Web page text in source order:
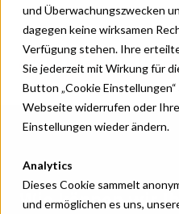
und Überwachungszwecken
dagegen keine wirksamen
Verfügung stehen. Ihre
Sie jederzeit mit Wirkung für
Button „Cookie
Webseite widerrufen oder
Einstellungen wieder ändern.
Analytics
Dieses Cookie sammelt
und ermöglichen es uns,
Wie können wir